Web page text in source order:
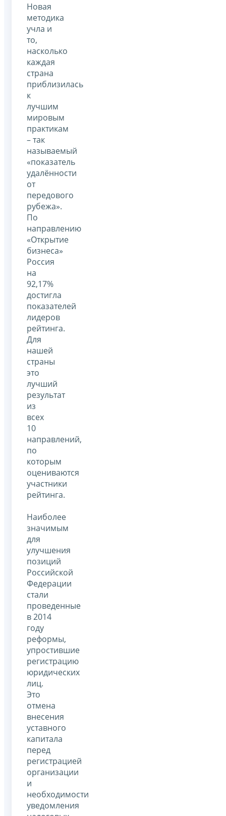
Новая
методика
учла и
то,
насколько
каждая
страна
приблизилась
к
лучшим
мировым
практикам
– так
называемый
«показатель
удалённости
от
передового
рубежа».
По
направлению
«Открытие
бизнеса»
Россия
на
92,17%
достигла
показателей
лидеров
рейтинга.
Для
нашей
страны
это
лучший
результат
из
всех
10
направлений,
по
которым
оцениваются
участники
рейтинга.
Наиболее
значимым
для
улучшения
позиций
Российской
Федерации
стали
проведенные
в 2014
году
реформы,
упростившие
регистрацию
юридических
лиц.
Это
отмена
внесения
уставного
капитала
перед
регистрацией
организации
и
необходимости
уведомления